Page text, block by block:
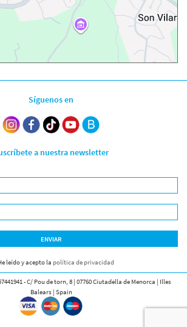
Síguenos en
a nuestra newsletter
ENVIAR
leído y acepto la política de privacidad
- C/ Pou de torn, 8 | 07760 Ciutadella de Menorca | Illes
Balears | Spain